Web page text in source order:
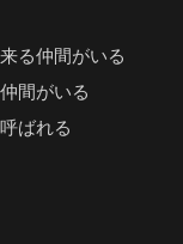
る仲間がいる
間がいる
ばれる